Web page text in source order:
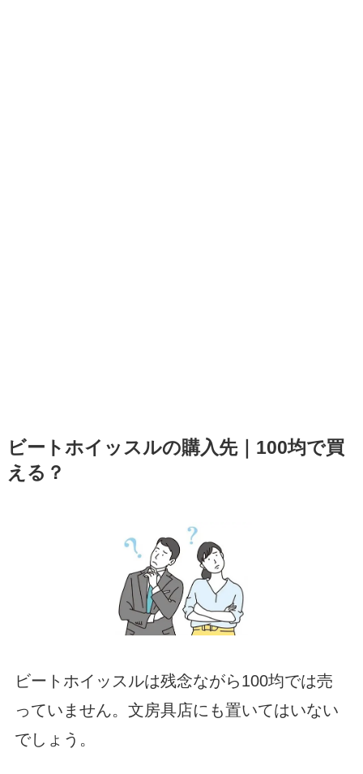
ビートホイッスルの購入先｜100均で買
える？
ビートホイッスルは残念ながら100均では売
っていません。文房具店にも置いてはいない
でしょう。